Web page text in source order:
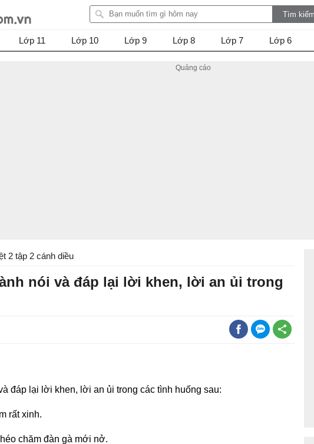
Lớp 11 Lớp 10 Lớp 9 Lớp 8 Lớp 7 Lớp 6
2 tập 2 cánh diều
nói và đáp lại lời khen, lời an ủi trong
đáp lại lời khen, lời an ủi trong các tình huống sau:
rất xinh.
chăm đàn gà mới nở.